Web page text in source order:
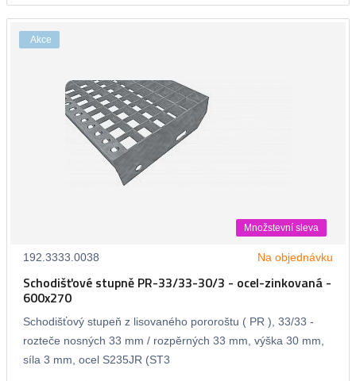
Akce
Množstevní sleva
192.3333.0038 Na objednávku
Schodišťové stupně PR-33/33-30/3 - ocel-zinkovaná -
600x270
Schodišťový stupeň z lisovaného pororoštu ( PR ), 33/33 -
rozteče nosných 33 mm / rozpěrných 33 mm, výška 30 mm,
síla 3 mm, ocel S235JR (ST3